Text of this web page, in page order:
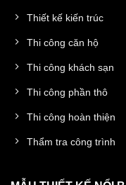
Thiết kế kiến trúc
Thi công căn hộ
Thi công khách sạn
Thi công phần thô
Thi công hoàn thiện
Thẩm tra công trình